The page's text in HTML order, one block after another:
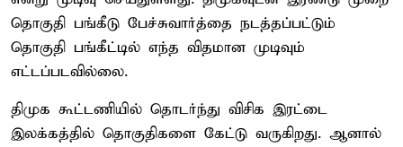
தொகுதி பங்கீடு பேச்சுவார்த்தை நடத்தப்பட்டும்
தொகுதி பங்கீட்டில் எந்த விதமான முடிவும்
எட்டப்படவில்லை.
திமுக கூட்டணியில் தொடர்ந்து விசிக இரட்டை
இலக்கத்தில் தொகுதிகளை கேட்டு வருகிறது. ஆனால்